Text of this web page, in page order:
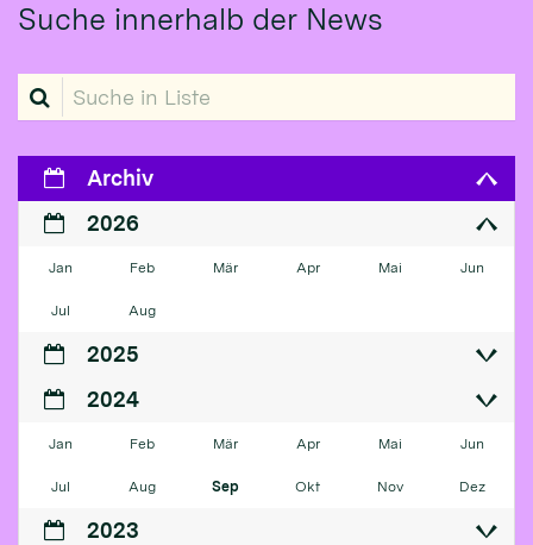
Suche innerhalb der News
Suche in Liste
Archiv
2026
Jan Feb Mär Apr Mai Jun
Jul Aug
2025
2024
Jan Feb Mär Apr Mai Jun
Jul Aug Sep Okt Nov Dez
2023